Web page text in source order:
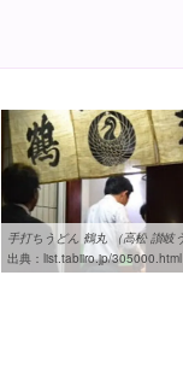
出典： list.tabiiro.jp/305000.html